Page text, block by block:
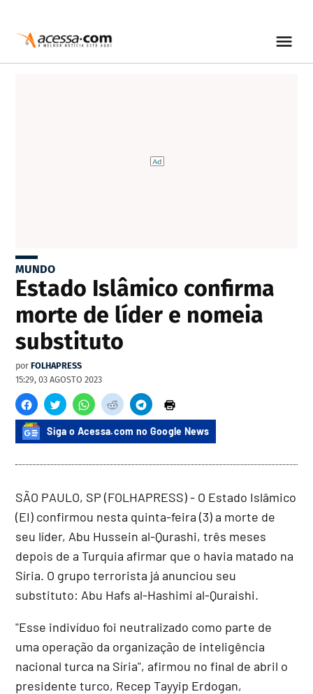
MUNDO
Estado Islâmico confirma
morte de líder e nomeia
substituto
por FOLHAPRESS
15:29, 03 AGOSTO 2023
Siga o Acessa.com no Google News
SÃO PAULO, SP (FOLHAPRESS) - O Estado Islâmico
(EI) confirmou nesta quinta-feira (3) a morte de
seu líder, Abu Hussein al-Qurashi, três meses
depois de a Turquia afirmar que o havia matado na
Síria. O grupo terrorista já anunciou seu
substituto: Abu Hafs al-Hashimi al-Quraishi.
"Esse indivíduo foi neutralizado como parte de
uma operação da organização de inteligência
nacional turca na Síria", afirmou no final de abril o
presidente turco, Recep Tayyip Erdogan,